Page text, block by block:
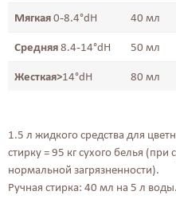
Мягкая0-8.4°dH 40 мл
Средняя8.4-14°dH 50 мл
Жесткая>14°dH 80 мл
1.5 л жидкого средства для
стирку = 95 кг сухого белья
нормальной загрязненности).
Ручная стирка: 40 мл на 5 л воды.